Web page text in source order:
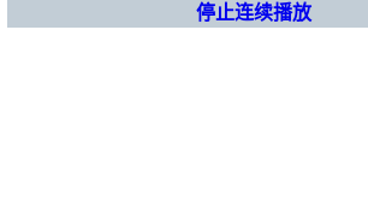
停止连续播放